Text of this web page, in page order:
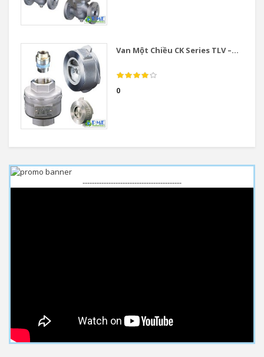
Van Một Chiều CK Series TLV –...
0
------------------------------------------